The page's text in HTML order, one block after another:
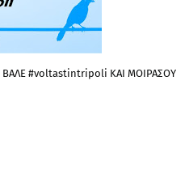
ΒΑΛΕ #voltastintripoli ΚΑΙ ΜΟΙΡΑΣΟΥ